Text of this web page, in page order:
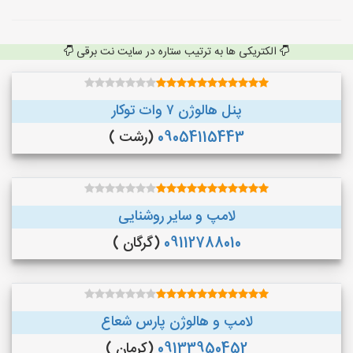
الکتریکی ها به ترتیب ستاره در سایت نت برقی
پنل هالوژن ۷ وات توکار
09054115443 (رشت )
لامپ و سایر روشنایی
09112788010 (گرگان )
لامپ و هالوژن پارس شعاع